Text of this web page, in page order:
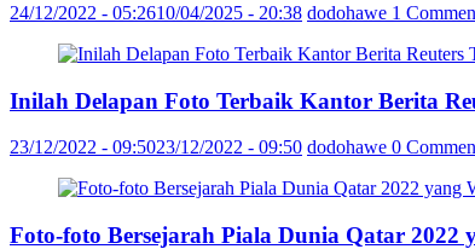
24/12/2022 - 05:2610/04/2025 - 20:38 dodohawe 1
Inilah Delapan Foto Terbaik Kantor Berita
23/12/2022 - 09:5023/12/2022 - 09:50 dodohawe 0
Foto-foto Bersejarah Piala Dunia Qatar 2022